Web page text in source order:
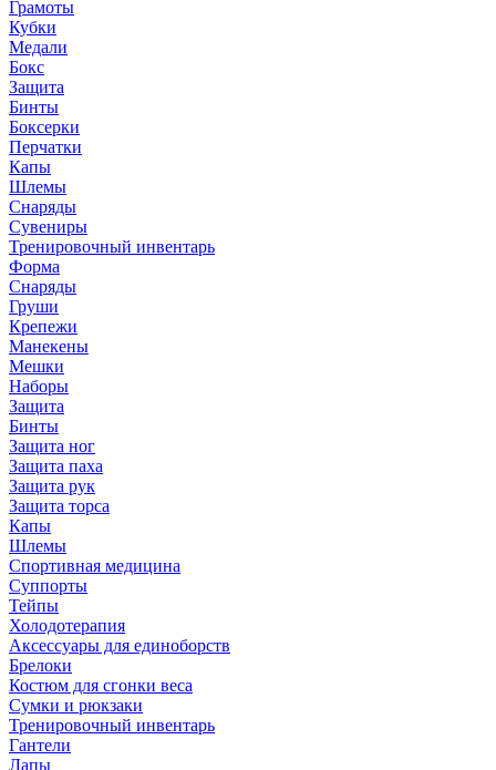
Грамоты
Кубки
Медали
Бокс
Защита
Бинты
Боксерки
Перчатки
Капы
Шлемы
Снаряды
Сувениры
Тренировочный инвентарь
Форма
Снаряды
Груши
Крепежи
Манекены
Мешки
Наборы
Защита
Бинты
Защита ног
Защита паха
Защита рук
Защита торса
Капы
Шлемы
Спортивная медицина
Суппорты
Тейпы
Холодотерапия
Аксессуары для единоборств
Брелоки
Костюм для сгонки веса
Сумки и рюкзаки
Тренировочный инвентарь
Гантели
Лапы